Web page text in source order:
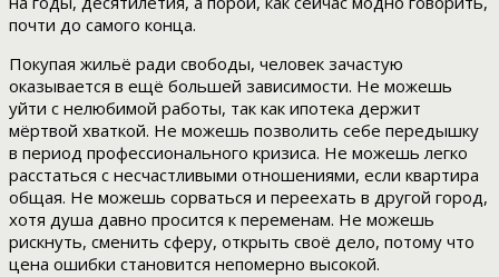
почти до самого конца.
Покупая жильё ради свободы, человек зачастую
оказывается в ещё большей зависимости. Не можешь
уйти с нелюбимой работы, так как ипотека держит
мёртвой хваткой. Не можешь позволить себе передышку
в период профессионального кризиса. Не можешь легко
расстаться с несчастливыми отношениями, если квартира
общая. Не можешь сорваться и переехать в другой город,
хотя душа давно просится к переменам. Не можешь
рискнуть, сменить сферу, открыть своё дело, потому что
цена ошибки становится непомерно высокой.